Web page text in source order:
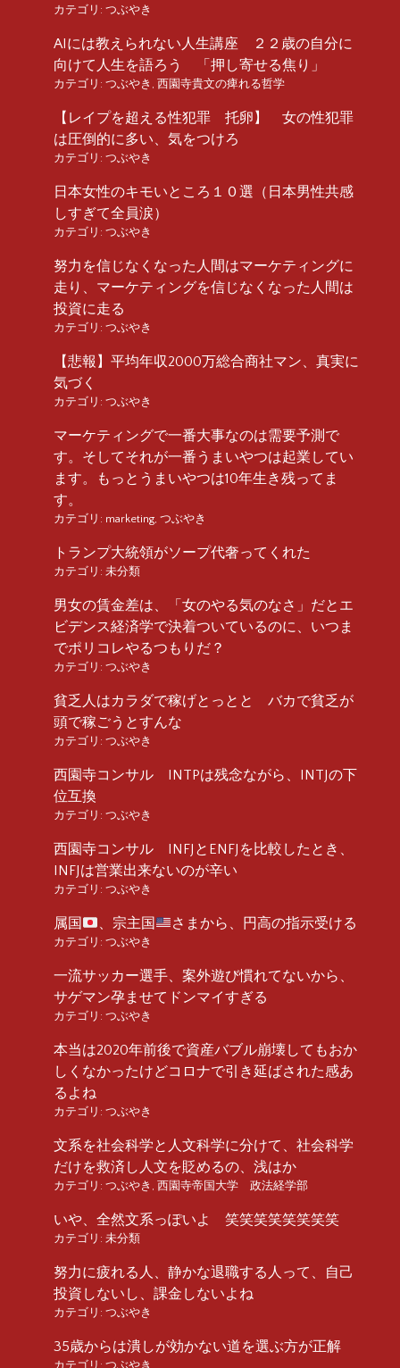
カテゴリ: つぶやき
AIには教えられない人生講座 ２２歳の自分に
向けて人生を語ろう 「押し寄せる焦り」
カテゴリ: つぶやき , 西園寺貴文の痺れる哲学
【レイプを超える性犯罪 托卵】 女の性犯罪
は圧倒的に多い、気をつけろ
カテゴリ: つぶやき
日本女性のキモいところ１０選（日本男性共感
しすぎて全員涙）
カテゴリ: つぶやき
努力を信じなくなった人間はマーケティングに
走り、マーケティングを信じなくなった人間は
投資に走る
カテゴリ: つぶやき
【悲報】平均年収2000万総合商社マン、真実に
気づく
カテゴリ: つぶやき
マーケティングで一番大事なのは需要予測で
す。そしてそれが一番うまいやつは起業してい
ます。もっとうまいやつは10年生き残ってま
す。
カテゴリ: marketing, つぶやき
トランプ大統領がソープ代奢ってくれた
カテゴリ: 未分類
男女の賃金差は、「女のやる気のなさ」だとエ
ビデンス経済学で決着ついているのに、いつま
でポリコレやるつもりだ？
カテゴリ: つぶやき
貧乏人はカラダで稼げとっとと バカで貧乏が
頭で稼ごうとすんな
カテゴリ: つぶやき
西園寺コンサル INTPは残念ながら、INTJの下
位互換
カテゴリ: つぶやき
西園寺コンサル INFJとENFJを比較したとき、
INFJは営業出来ないのが辛い
カテゴリ: つぶやき
属国 、宗主国 さまから、円高の指示受ける
カテゴリ: つぶやき
一流サッカー選手、案外遊び慣れてないから、
サゲマン孕ませてドンマイすぎる
カテゴリ: つぶやき
本当は2020年前後で資産バブル崩壊してもおか
しくなかったけどコロナで引き延ばされた感あ
るよね
カテゴリ: つぶやき
文系を社会科学と人文科学に分けて、社会科学
だけを救済し人文を貶めるの、浅はか
カテゴリ: つぶやき , 西園寺帝国大学 政法経学部
いや、全然文系っぽいよ 笑笑笑笑笑笑笑笑
カテゴリ: 未分類
努力に疲れる人、静かな退職する人って、自己
投資しないし、課金しないよね
カテゴリ: つぶやき
35歳からは潰しが効かない道を選ぶ方が正解
カテゴリ: つぶやき